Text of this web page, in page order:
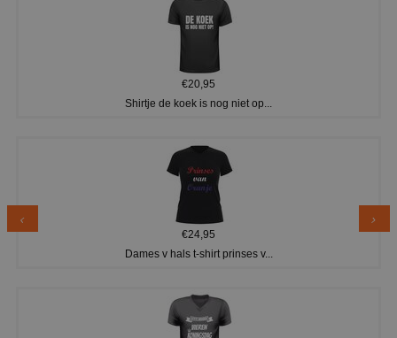
€20,95
Shirtje de koek is nog niet op...
€24,95
Dames v hals t-shirt prinses v...